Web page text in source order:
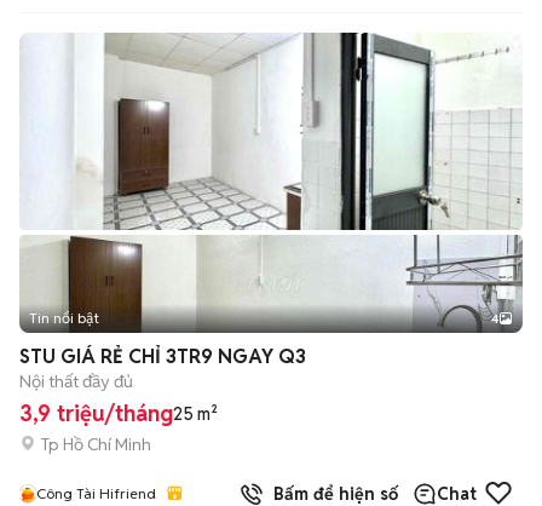
Tin nổi bật 4
STU GIÁ RẺ CHỈ 3TR9 NGAY Q3
Nội thất đầy đủ
3,9 triệu/tháng25 m²
Tp Hồ Chí Minh
Công Tài Hifriend Bấm để hiện số Chat